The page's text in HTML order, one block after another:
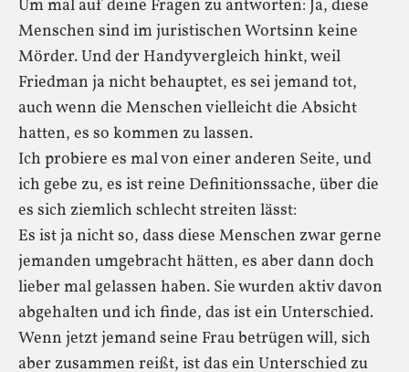
Um mal auf deine Fragen zu antworten: Ja, diese
Menschen sind im juristischen Wortsinn keine
Mörder. Und der Handyvergleich hinkt, weil
Friedman ja nicht behauptet, es sei jemand tot,
auch wenn die Menschen vielleicht die Absicht
hatten, es so kommen zu lassen.
Ich probiere es mal von einer anderen Seite, und
ich gebe zu, es ist reine Definitionssache, über die
es sich ziemlich schlecht streiten lässt:
Es ist ja nicht so, dass diese Menschen zwar gerne
jemanden umgebracht hätten, es aber dann doch
lieber mal gelassen haben. Sie wurden aktiv davon
abgehalten und ich finde, das ist ein Unterschied.
Wenn jetzt jemand seine Frau betrügen will, sich
aber zusammen reißt, ist das ein Unterschied zu